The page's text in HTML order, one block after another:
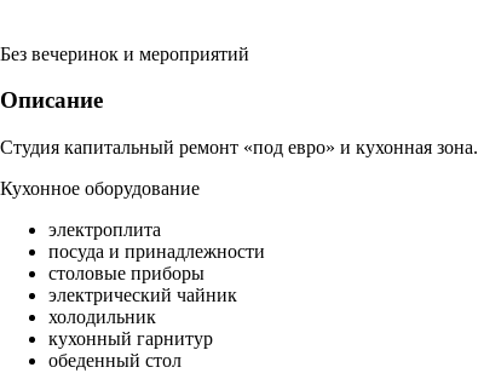
Без вечеринок и мероприятий
Описание
Студия капитальный ремонт «под евро» и кухонная зона.
Кухонное оборудование
электроплита
посуда и принадлежности
столовые приборы
электрический чайник
холодильник
кухонный гарнитур
обеденный стол